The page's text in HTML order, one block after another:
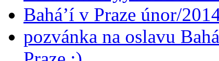
Bahá’í v Praze únor/
pozvánka na oslavu